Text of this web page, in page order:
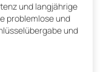
und langjährige
problemlose und
und